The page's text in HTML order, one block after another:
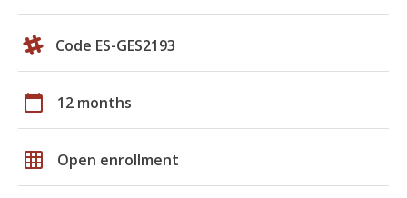
Code ES-GES2193
calendar_today 12 months
grid_on Open enrollment